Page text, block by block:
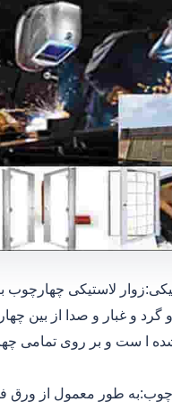
لاستیکی چهارچوب
و گرد و غبار و صدا از بین
ا ست و بر روی تمامی